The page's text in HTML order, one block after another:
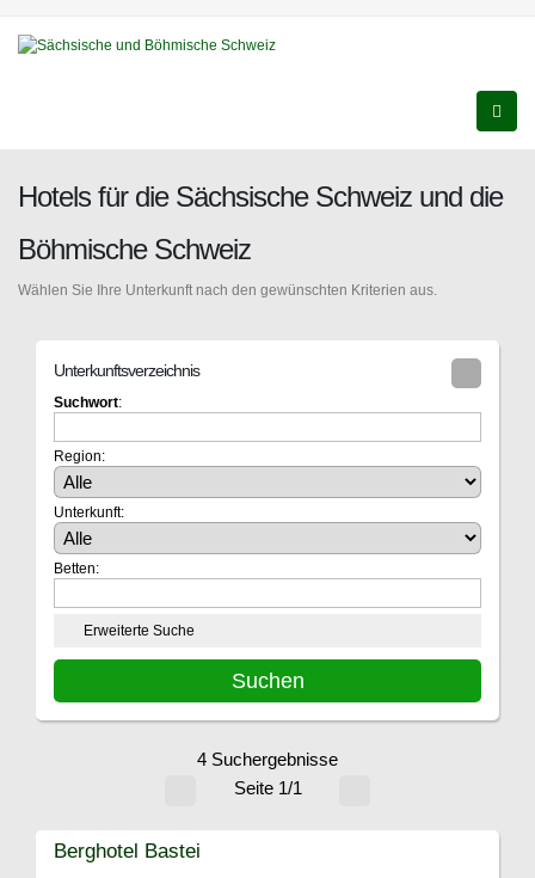
Hotels für die Sächsische Schweiz und die
Böhmische Schweiz
Wählen Sie Ihre Unterkunft nach den gewünschten Kriterien aus.
Unterkunftsverzeichnis
Suchwort:
Region:
Unterkunft:
Betten:
Erweiterte Suche
4 Suchergebnisse
Seite 1/1
Berghotel Bastei